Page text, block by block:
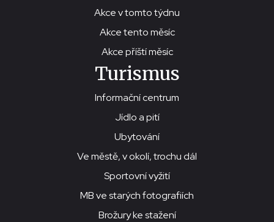
Akce v tomto týdnu
Akce tento měsíc
Akce příští měsíc
Turismus
Informační centrum
Jídlo a pití
Ubytování
Ve městě, v okolí, trochu dál
Sportovní vyžití
MB ve starých fotografiích
Brožury ke stažení